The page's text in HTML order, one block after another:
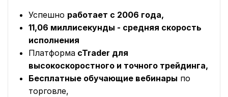
Успешно работает с 2006 года,
11,06 миллисекунды - средняя скорость
исполнения
Платформа cTrader для
высокоскоростного и точного трейдинга,
Бесплатные обучающие вебинары по
торговле,